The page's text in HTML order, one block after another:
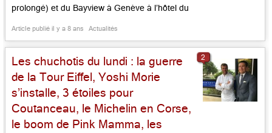
prolongé) et du Bayview à Genève à l’hôtel du
son « Terroir de Lorraine », une brasserie
gourmande, en gare de Metz, sous […]...
Article publié il y a 8 ans Actualités
Les chuchotis du lundi : la guerre
de la Tour Eiffel, Yoshi Morie
s’installe, 3 étoiles pour
Coutanceau, le Michelin en Corse,
le boom de Pink Mamma, les
2